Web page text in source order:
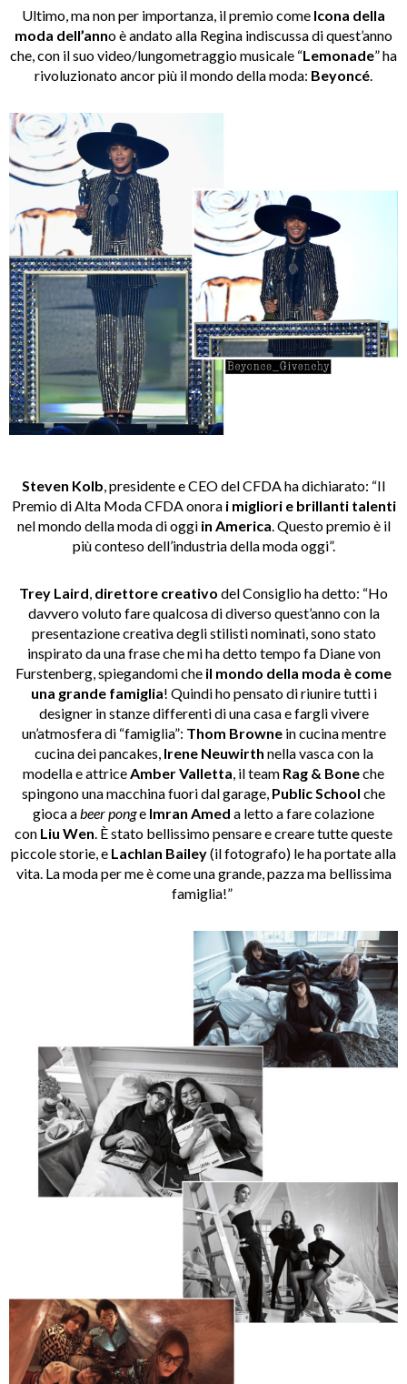
Ultimo, ma non per importanza, il premio come Icona della
moda dell’anno è andato alla Regina indiscussa di quest’anno
che, con il suo video/lungometraggio musicale “Lemonade” ha
rivoluzionato ancor più il mondo della moda: Beyoncé.
Steven Kolb, presidente e CEO del CFDA ha dichiarato: “Il
Premio di Alta Moda CFDA onora i migliori e brillanti talenti
nel mondo della moda di oggi in America. Questo premio è il
più conteso dell’industria della moda oggi”.
Trey Laird, direttore creativo del Consiglio ha detto: “Ho
davvero voluto fare qualcosa di diverso quest’anno con la
presentazione creativa degli stilisti nominati, sono stato
inspirato da una frase che mi ha detto tempo fa Diane von
Furstenberg, spiegandomi che il mondo della moda è come
una grande famiglia! Quindi ho pensato di riunire tutti i
designer in stanze differenti di una casa e fargli vivere
un’atmosfera di “famiglia”: Thom Brownein cucina mentre
cucina dei pancakes, Irene Neuwirth nella vasca con la
modella e attriceAmber Valletta, il team Rag & Boneche
spingono una macchina fuori dal garage, Public School che
gioca abeer ponge Imran Amed a letto a fare colazione
con Liu Wen. È stato bellissimo pensare e creare tutte queste
piccole storie, e Lachlan Bailey(il fotografo) le ha portate alla
vita. La moda per me è come una grande, pazza ma bellissima
famiglia!”